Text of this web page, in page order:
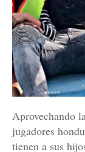
Aprovechando
jugadores
tienen a sus